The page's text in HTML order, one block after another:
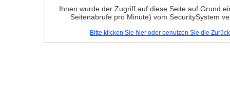
Ihnen wurde der Zugriff auf diese Seite auf Grund
Seitenabrufe pro Minute) vom SecuritySystem
Bitte klicken Sie hier oder benutzen Sie die